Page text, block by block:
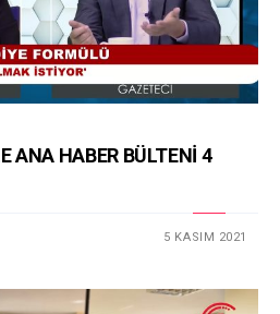
ANA HABER BÜLTENİ 4
5 KASIM 2021